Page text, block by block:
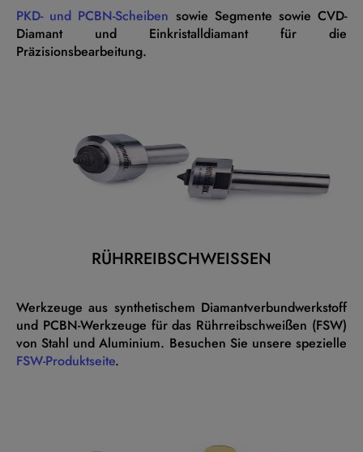
RÜHRREIBSCHWEISSEN
PKD- und PCBN-Scheiben sowie Segmente sowie CVD-
Diamant und Einkristalldiamant für die
Präzisionsbearbeitung.
Werkzeuge aus synthetischem Diamantverbundwerkstoff
und PCBN-Werkzeuge für das Rührreibschweißen (FSW)
von Stahl und Aluminium. Besuchen Sie unsere spezielle
FSW-Produktseite.